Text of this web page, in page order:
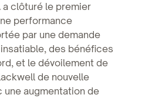
a clôturé le premier
performance
par une demande
des bénéfices
et le dévoilement de
de nouvelle
une augmentation de